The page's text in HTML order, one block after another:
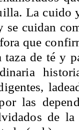
La
cuidan
que
taza de té y
las
de